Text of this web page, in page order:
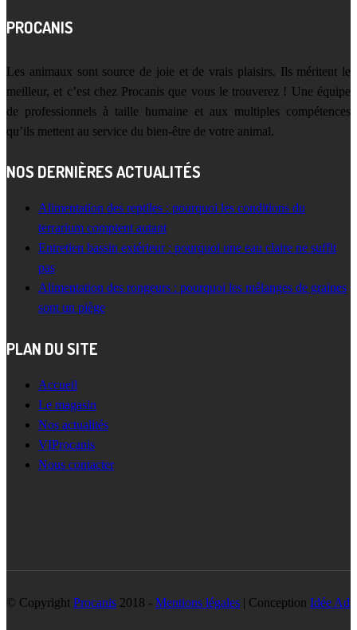
PROCANIS
Les animaux sont source de joie et de vrais plaisirs. Ils méritent le
meilleur, et c’est chez Procanis que vous le trouverez ! Une équipe
de professionnels à taille humaine et aux multiples compétences
qu’ils mettent au service du bien-être de votre animal.
NOS DERNIÈRES ACTUALITÉS
Alimentation des reptiles : pourquoi les conditions du
terrarium comptent autant
Entretien bassin extérieur : pourquoi une eau claire ne suffit
pas
Alimentation des rongeurs : pourquoi les mélanges de graines
sont un piège
PLAN DU SITE
Accueil
Le magasin
Nos actualités
VIProcanis
Nous contacter
© Copyright Procanis 2018 - Mentions légales | Conception Idée Ad